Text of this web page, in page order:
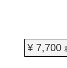
¥ 7,700